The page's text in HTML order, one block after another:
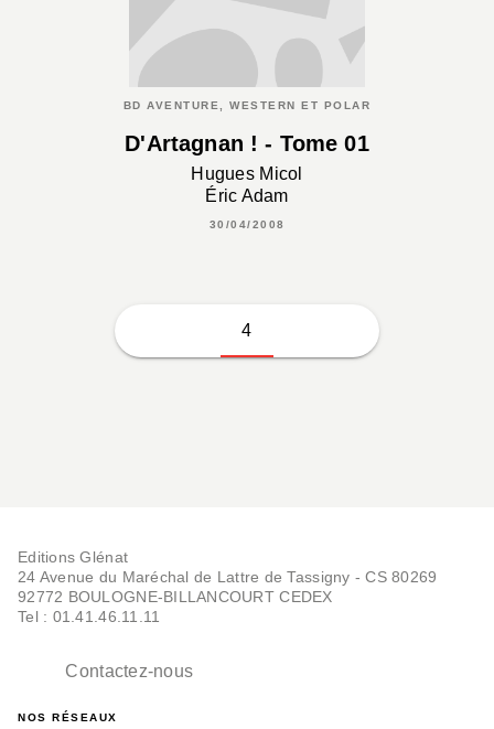
BD AVENTURE, WESTERN ET POLAR
D'Artagnan ! - Tome 01
Hugues Micol
Éric Adam
30/04/2008
4
Editions Glénat
24 Avenue du Maréchal de Lattre de Tassigny - CS 80269
92772 BOULOGNE-BILLANCOURT CEDEX
Tel : 01.41.46.11.11
Contactez-nous
NOS RÉSEAUX